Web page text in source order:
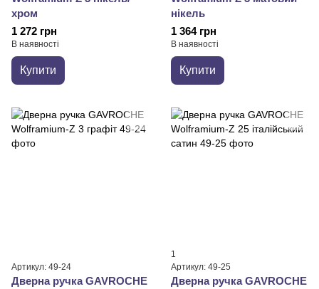
хром
1 272 грн
В наявності
Купити
нікель
1 364 грн
В наявності
Купити
Артикул: 49-24
Дверна ручка GAVROCHE
1
Артикул: 49-25
Дверна ручка GAVROCHE